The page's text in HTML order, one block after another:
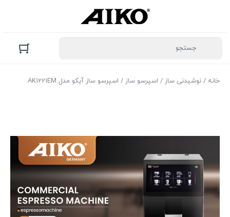
خانه / نوشیدنی ساز / اسپرسو ساز / اسپرسو ساز آیکو مدل AK1221EM